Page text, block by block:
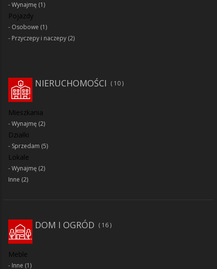
Wynajmę (1)
Pojazdy
Osobowe (1)
Przyczepy i naczepy (2)
NIERUCHOMOŚCI 10
Mieszkania
Wynajmę (2)
Działki
Sprzedam (5)
Lokale
Wynajmę (2)
Inne (2)
DOM I OGRÓD 16
Meble
Inne (1)